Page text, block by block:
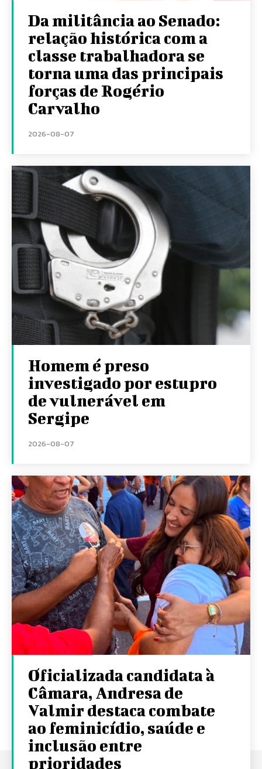
Da militância ao Senado:
relação histórica com a
classe trabalhadora se
torna uma das principais
forças de Rogério
Carvalho
2026-08-07
Homem é preso
investigado por estupro
de vulnerável em
Sergipe
2026-08-07
Oficializada candidata à
Câmara, Andresa de
Valmir destaca combate
ao feminicídio, saúde e
inclusão entre
prioridades